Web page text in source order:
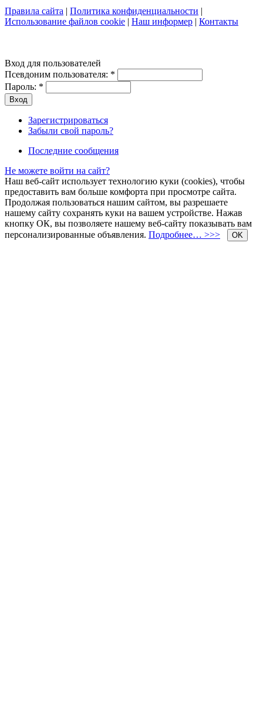
Правила сайта | Политика конфиденциальности |
Использование файлов cookie | Наш информер | Контакты
Вход для пользователей
Псевдоним пользователя: *
Пароль: *
Зарегистрироваться
Забыли свой пароль?
Последние сообщения
Не можете войти на сайт?
Наш веб-сайт использует технологию куки (cookies), чтобы
предоставить вам больше комфорта при просмотре сайта.
Продолжая пользоваться нашим сайтом, вы разрешаете
нашему сайту сохранять куки на вашем устройстве. Нажав
кнопку ОК, вы позволяете нашему веб-сайту показывать вам
персонализированные объявления. Подробнее… >>> OK